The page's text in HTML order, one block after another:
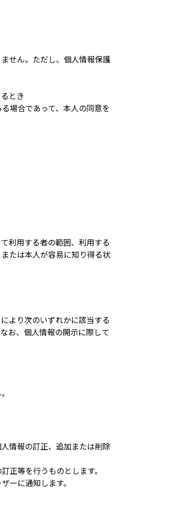
せん。ただし、個人情報保護
とき
場合であって、本人の同意を
利用する者の範囲、利用する
たは本人が容易に知り得る状
より次のいずれかに該当する
お、個人情報の開示に際して
情報の訂正、追加または削除
正等を行うものとします。
ーに通知します。